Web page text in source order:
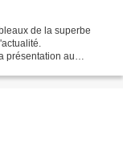
de la superbe
présentation au